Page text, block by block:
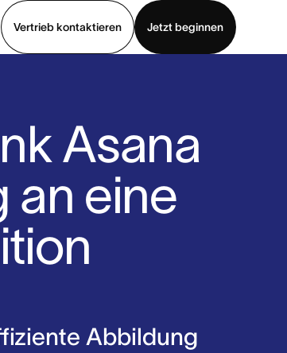
Vertrieb kontaktieren
Jetzt beginnen
Asana
an eine
Abbildung